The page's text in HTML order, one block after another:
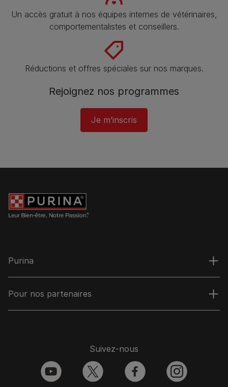
Un accès gratuit à nos équipes internes de vétérinaires,
comportementalistes et conseillers.
Réductions et offres spéciales sur nos marques​.
Rejoignez nos programmes
Je m’inscris
Purina
Pour nos partenaires
Suivez-nous
youtube twitter facebook instagram